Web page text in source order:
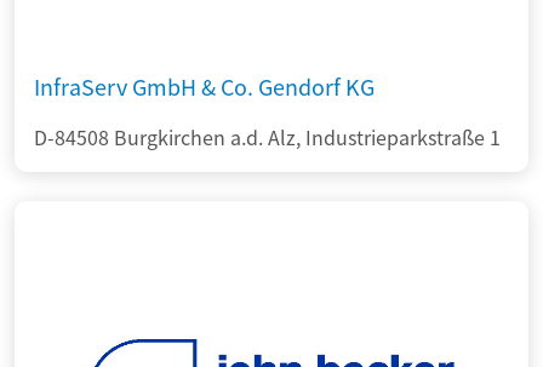
InfraServ GmbH & Co. Gendorf KG
D-84508 Burgkirchen a.d. Alz, Industrieparkstraße 1